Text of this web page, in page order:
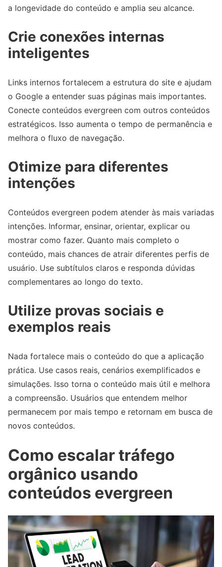
a longevidade do conteúdo e amplia seu alcance.
Crie conexões internas
inteligentes
Links internos fortalecem a estrutura do site e ajudam
o Google a entender suas páginas mais importantes.
Conecte conteúdos evergreen com outros conteúdos
estratégicos. Isso aumenta o tempo de permanência e
melhora o fluxo de navegação.
Otimize para diferentes
intenções
Conteúdos evergreen podem atender às mais variadas
intenções. Informar, ensinar, orientar, explicar ou
mostrar como fazer. Quanto mais completo o
conteúdo, mais chances de atrair diferentes perfis de
usuário. Use subtítulos claros e responda dúvidas
complementares ao longo do texto.
Utilize provas sociais e
exemplos reais
Nada fortalece mais o conteúdo do que a aplicação
prática. Use casos reais, cenários exemplificados e
simulações. Isso torna o conteúdo mais útil e melhora
a compreensão. Usuários que entendem melhor
permanecem por mais tempo e retornam em busca de
novos conteúdos.
Como escalar tráfego
orgânico usando
conteúdos evergreen